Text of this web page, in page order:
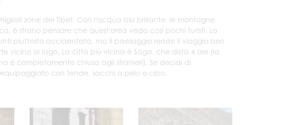
zone del Tibet. Con l'acqua blu brillante, le montagne
è strano pensare che quest'area veda così pochi turisti. La
piuttosto accidentata, ma il paesaggio rende il viaggio ben
vicino al lago. La città più vicina è Saga, che dista 4 ore (la
è completamente chiusa agli stranieri). Se decidi di
con tende, sacchi a pelo e cibo.